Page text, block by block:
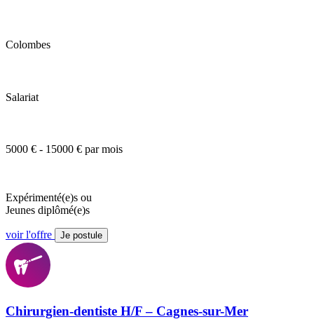
Colombes
Salariat
5000 € - 15000 € par mois
Expérimenté(e)s ou
Jeunes diplômé(e)s
voir l'offre Je postule
Chirurgien-dentiste H/F – Cagnes-sur-Mer